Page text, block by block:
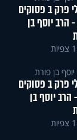
פרק ב פסוקים
הרב יוסף בן
בן פורת
פרק ב פסוקים
הרב יוסף בן